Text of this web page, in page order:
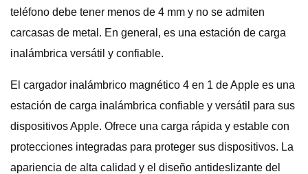
teléfono debe tener menos de 4 mm y no se admiten
carcasas de metal. En general, es una estación de carga
inalámbrica versátil y confiable.
El cargador inalámbrico magnético 4 en 1 de Apple es una
estación de carga inalámbrica confiable y versátil para sus
dispositivos Apple. Ofrece una carga rápida y estable con
protecciones integradas para proteger sus dispositivos. La
apariencia de alta calidad y el diseño antideslizante del